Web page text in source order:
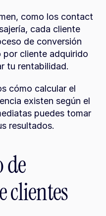
como los contact
cada cliente
de conversión
cliente adquirido
tu rentabilidad.
cómo calcular el
existen según el
puedes tomar
resultados.
de
clientes